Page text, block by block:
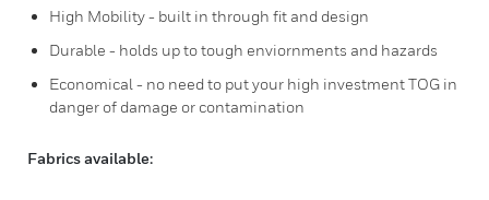
High Mobility - built in through fit and design
Durable - holds up to tough enviornments and hazards
Economical - no need to put your high investment TOG in
danger of damage or contamination
Fabrics available: